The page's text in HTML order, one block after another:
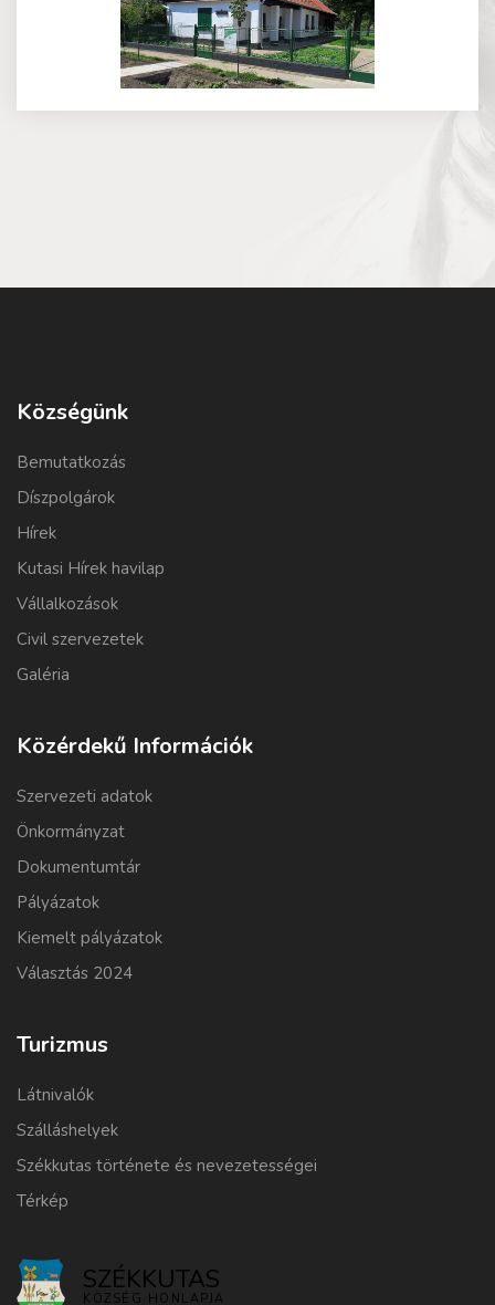
Községünk
Bemutatkozás
Díszpolgárok
Hírek
Kutasi Hírek havilap
Vállalkozások
Civil szervezetek
Galéria
Közérdekű Információk
Szervezeti adatok
Önkormányzat
Dokumentumtár
Pályázatok
Kiemelt pályázatok
Választás 2024
Turizmus
Látnivalók
Szálláshelyek
Székkutas története és nevezetességei
Térkép
SZÉKKUTAS
KÖZSÉG HONLAPJA